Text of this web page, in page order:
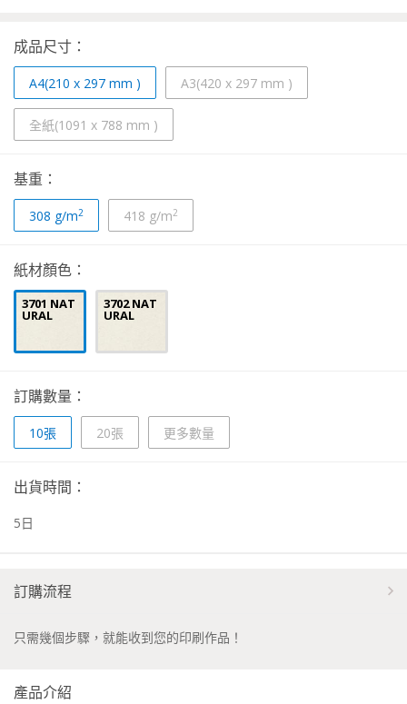
成品尺寸：
A4(210 x 297 mm ) A3(420 x 297 mm )
全紙(1091 x 788 mm )
基重：
308 g/m2 418 g/m2
紙材顏色：
3701 NAT
URAL
3702 NAT
URAL
訂購數量：
10張 20張 更多數量
出貨時間：
5日
訂購流程
只需幾個步驟，就能收到您的印刷作品！
產品介紹